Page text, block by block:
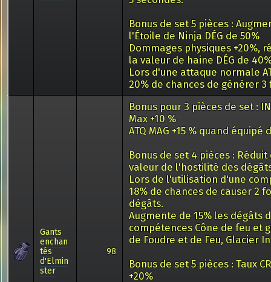
Bonus de set 5 pièces :
l'Étoile de Ninja DÉG de 50%
Dommages physiques +20%,
la valeur de haine DÉG de
Lors d'une attaque normale
20% de chances de générer 3
Gants
enchan
tés
d'Elmin
ster
98
Bonus pour 3 pièces de set :
Max +10 %
ATQ MAG +15 % quand équipé
Bonus de set 4 pièces : Réduit
valeur de l'hostilité des
Lors de l'utilisation d'une
18% de chances de causer 2
dégâts.
Augmente de 15% les dégâts
compétences Cône de feu et
de Foudre et de Feu, Glacier
Bonus de set 5 pièces : Taux
+20%